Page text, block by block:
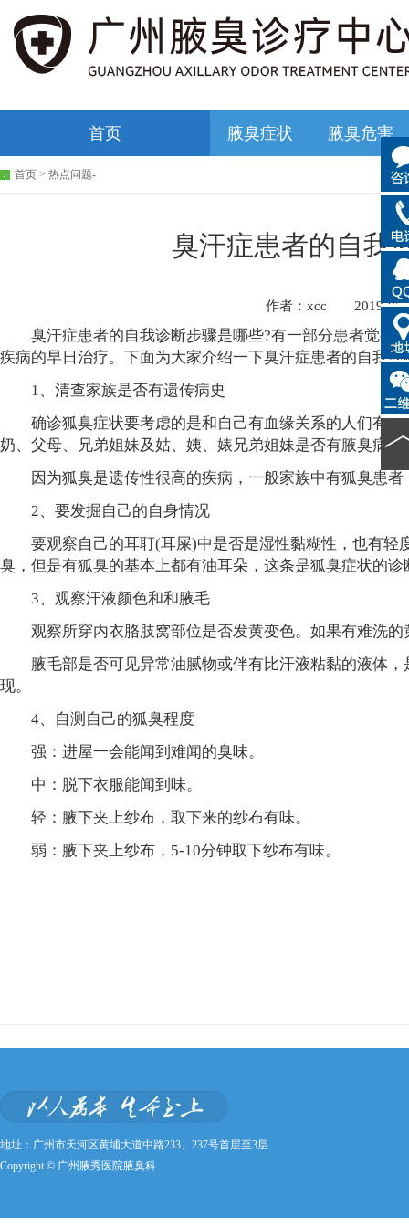
首页 腋臭症状 腋臭危害
首页 > 热点问题-
臭汗症患者的自我
作者：xcc 2019-05-
臭汗症患者的自我诊断步骤是哪些?有一部分患者觉得
疾病的早日治疗。下面为大家介绍一下臭汗症患者的自我诊
1、清查家族是否有遗传病史
确诊狐臭症状要考虑的是和自己有血缘关系的人们有没
奶、父母、兄弟姐妹及姑、姨、婊兄弟姐妹是否有腋臭病
因为狐臭是遗传性很高的疾病，一般家族中有狐臭患者
2、要发掘自己的自身情况
要观察自己的耳耵(耳屎)中是否是湿性黏糊性，也有轻
臭，但是有狐臭的基本上都有油耳朵，这条是狐臭症状的诊
3、观察汗液颜色和和腋毛
观察所穿内衣胳肢窝部位是否发黄变色。如果有难洗的
腋毛部是否可见异常油腻物或伴有比汗液粘黏的液体，
现。
4、自测自己的狐臭程度
强：进屋一会能闻到难闻的臭味。
中：脱下衣服能闻到味。
轻：腋下夹上纱布，取下来的纱布有味。
弱：腋下夹上纱布，5-10分钟取下纱布有味。
地址：广州市天河区黄埔大道中路233、237号首层至3层
Copyright © 广州腋秀医院腋臭科